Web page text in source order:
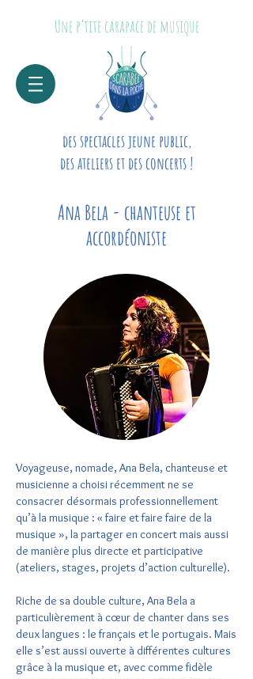
Une p’tite carapace de musique
des spectacles jeune public,
des ateliers et des concerts !
Ana Bela - chanteuse et
accordéoniste
Voyageuse, nomade, Ana Bela, chanteuse et
musicienne a choisi récemment ne se
consacrer désormais professionnellement
qu’à la musique : « faire et faire faire de la
musique », la partager en concert mais aussi
de manière plus directe et participative
(ateliers, stages, projets d’action culturelle).
Riche de sa double culture, Ana Bela a
particulièrement à cœur de chanter dans ses
deux langues : le français et le portugais. Mais
elle s’est aussi ouverte à différentes cultures
grâce à la musique et, avec comme fidèle